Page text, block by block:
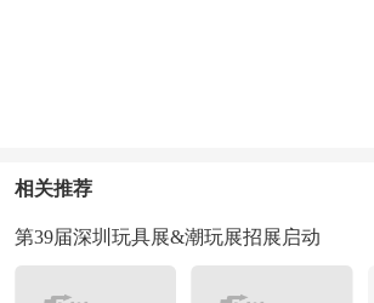
相关推荐
第39届深圳玩具展&潮玩展招展启动